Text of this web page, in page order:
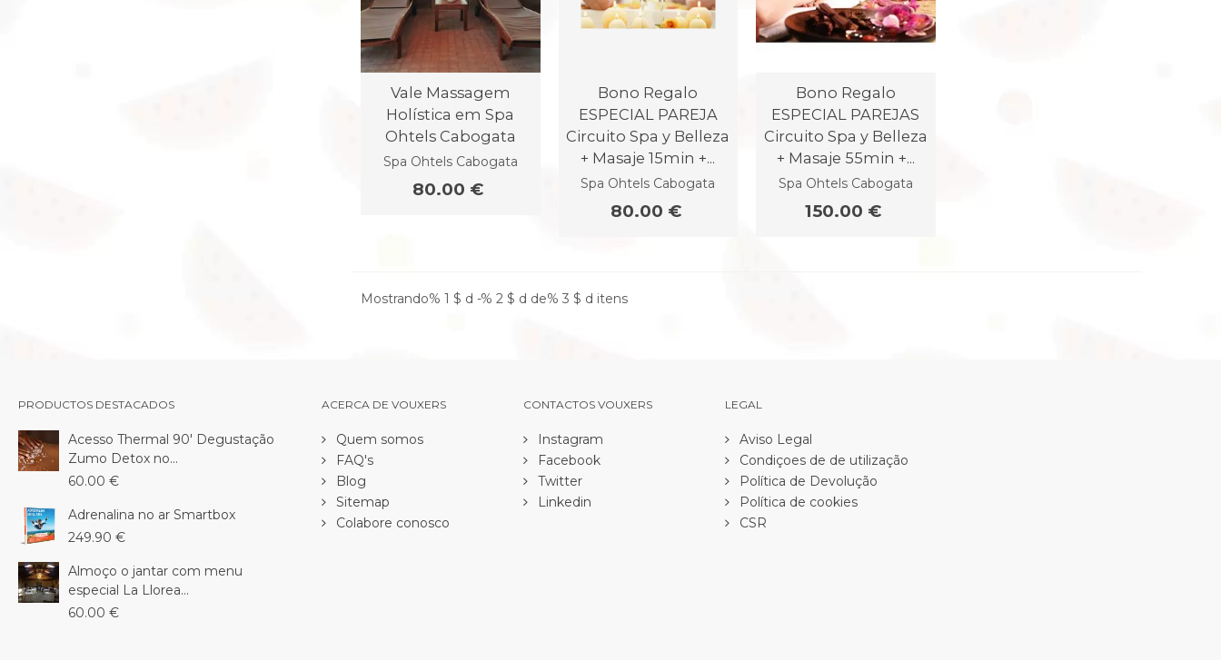
Vale Massagem
Holística em Spa
Ohtels Cabogata
Spa Ohtels Cabogata
80.00 €
Bono Regalo
ESPECIAL PAREJA
Circuito Spa y Belleza
+ Masaje 15min +...
Spa Ohtels Cabogata
80.00 €
Bono Regalo
ESPECIAL PAREJAS
Circuito Spa y Belleza
+ Masaje 55min +...
Spa Ohtels Cabogata
150.00 €
Mostrando% 1 $ d -% 2 $ d de% 3 $ d itens
PRODUCTOS DESTACADOS
Acesso Thermal 90' Degustação
Zumo Detox no...
60.00 €
Adrenalina no ar Smartbox
249.90 €
Almoço o jantar com menu
especial La Llorea...
60.00 €
ACERCA DE VOUXERS
Quem somos
FAQ's
Blog
Sitemap
Colabore conosco
CONTACTOS VOUXERS
Instagram
Facebook
Twitter
Linkedin
LEGAL
Aviso Legal
Condiçoes de de utilização
Política de Devolução
Política de cookies
CSR